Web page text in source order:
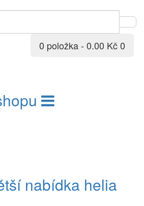
0 položka - 0.00 Kč0
nabídka helia